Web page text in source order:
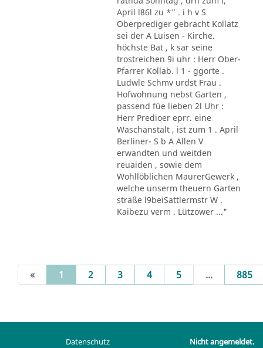
April l86l zu *" . i h v S
Oberprediger gebracht Kollatz
sei der A Luisen - Kirche.
höchste Bat , k sar seine
trostreichen 9i uhr : Herr Ober-
Pfarrer Kollab. l 1 - ggorte .
Ludwle Schmv urdst Frau .
Hofwohnung nebst Garten ,
passend füe lieben 2l Uhr :
Herr Predioer eprr. eine
Waschanstalt , ist zum 1 . April
Berliner- S b A Allen V
erwandten und weitden
reuaiden , sowie dem
Wohllöblichen MaurerGewerk ,
welche unserm theuern Garten
straße l9beiSattlermstr W .
Kaibezu verm . Lützower ..."
« 1 (current)
2 3 4 5 ... 885
Datenschutz
Nicht angemeldet.